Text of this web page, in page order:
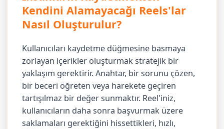
Kendini Alamayacağı Reels'lar
Nasıl Oluşturulur?
Kullanıcıları kaydetme düğmesine basmaya
zorlayan içerikler oluşturmak stratejik bir
yaklaşım gerektirir. Anahtar, bir sorunu çözen,
bir beceri öğreten veya harekete geçiren
tartışılmaz bir değer sunmaktır. Reel'iniz,
kullanıcıların daha sonra başvurmak üzere
saklamaları gerektiğini hissettikleri, hızlı,